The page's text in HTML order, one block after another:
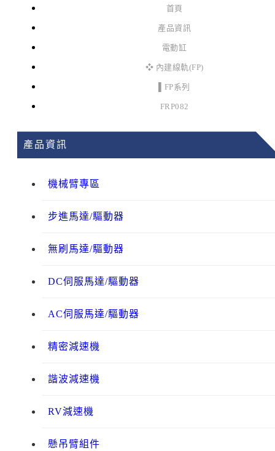
首頁
產品資訊
電動缸
❖ 內建線軌(FP)
▌FP系列
FRP082
產品資訊
機械臂專區
步進馬達/驅動器
無刷馬達/驅動器
DC伺服馬達/驅動器
AC伺服馬達/驅動器
精密減速機
諧波減速機
RV減速機
懸吊臂組件